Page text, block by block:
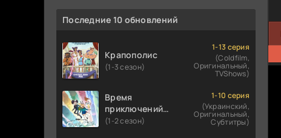
Последние 10 обновлений
Крапополис
(1-3 сезон)
1-13 серия
(Coldfilm,
Оригинальный,
TVShows)
Время
приключений:
Фионна и Кейк
(1-2 сезон)
1-10 серия
(Украинский,
Оригинальный,
Субтитры)